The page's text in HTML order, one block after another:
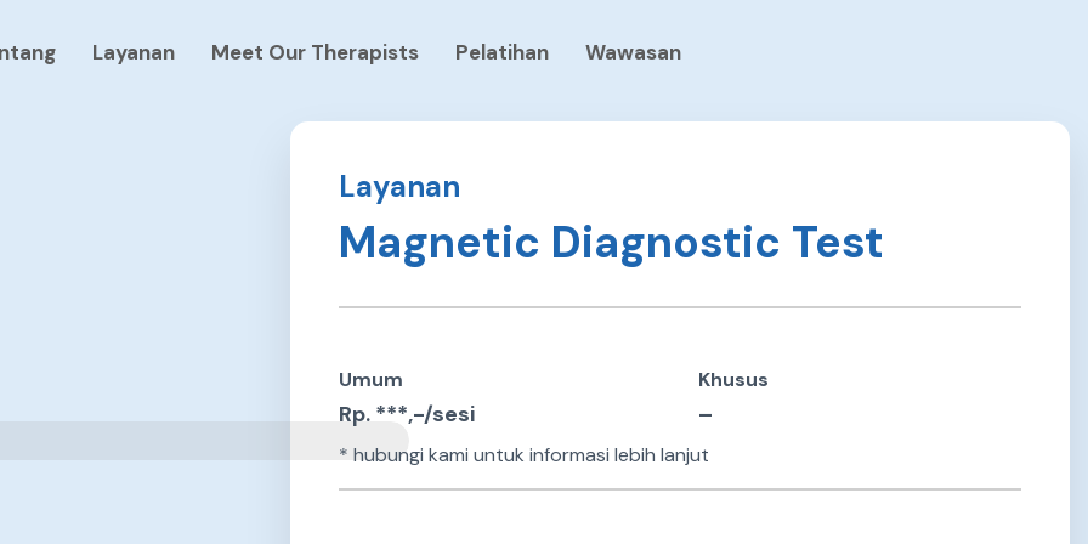
Layanan Meet Our Therapists Pelatihan Wawasan
Layanan
Magnetic Diagnostic Test
Umum
Rp. ***,-/sesi
Khusus
–
* hubungi kami untuk informasi lebih lanjut